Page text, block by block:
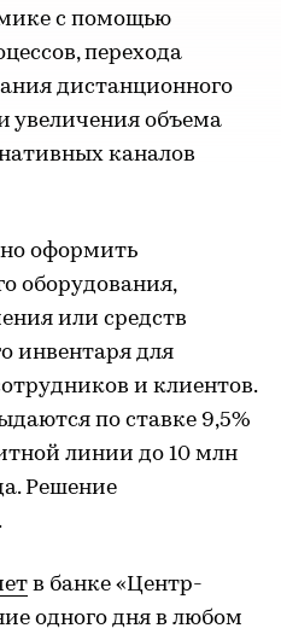
с помощью
перехода
дистанционного
увеличения объема
каналов
оформить
оборудования,
или средств
инвентаря для
и клиентов.
по ставке 9,5%
линии до 10 млн
Решение
в банке «Центр-
одного дня в любом